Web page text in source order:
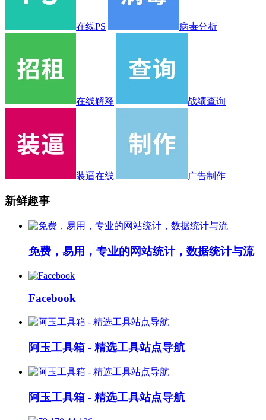
在线PS 病毒分析
在线解释 战绩查询
装逼在线 广告制作
新鲜趣事
免费，易用，专业的网站统计，数据统计与流
Facebook
阿玉工具箱 - 精选工具站点导航
阿玉工具箱 - 精选工具站点导航